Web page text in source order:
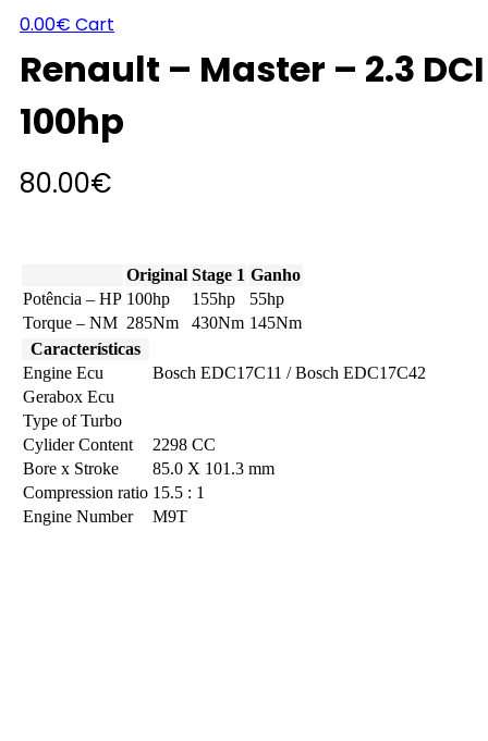
0.00€ Cart
Renault – Master – 2.3 DCI
100hp
80.00€
Original Stage 1 Ganho
Potência – HP 100hp 155hp
55hp
Torque – NM 285Nm 430Nm 145Nm
Características
Engine Ecu
Bosch EDC17C11 / Bosch EDC17C42
Gerabox Ecu
Type of Turbo
Cylider Content
2298 CC
Bore x Stroke
85.0 X 101.3 mm
Compression ratio 15.5 : 1
Engine Number
M9T